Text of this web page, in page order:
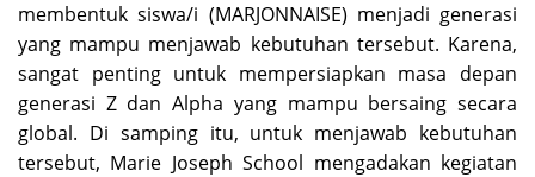
membentuk siswa/i (MARJONNAISE) menjadi generasi
yang mampu menjawab kebutuhan tersebut. Karena,
sangat penting untuk mempersiapkan masa depan
generasi Z dan Alpha yang mampu bersaing secara
global. Di samping itu, untuk menjawab kebutuhan
tersebut, Marie Joseph School mengadakan kegiatan